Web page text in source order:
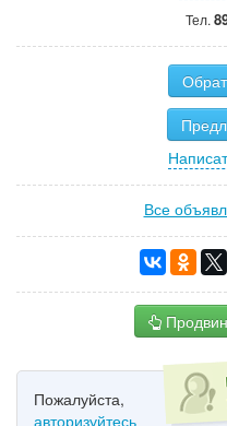
Тел.
Все
Пожалуйста,
авторизуйтесь